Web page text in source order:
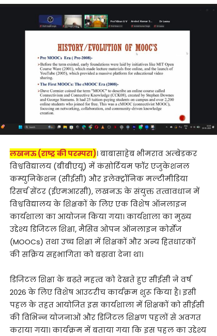
लखनऊ (राष्ट्र की परम्परा)। बाबासाहेब भीमराव अम्बेडकर
विश्वविद्यालय (बीबीएयू) में कंसोर्टियम फॉर एजुकेशनल
कम्युनिकेशन (सीईसी) और इलेक्ट्रॉनिक मल्टीमीडिया
रिसर्च सेंटर (ईएमआरसी), लखनऊ के संयुक्त तत्वावधान में
विश्वविद्यालय के शिक्षकों के लिए एक विशेष ऑनलाइन
कार्यशाला का आयोजन किया गया। कार्यशाला का मुख्य
उद्देश्य डिजिटल शिक्षा, मैसिव ओपन ऑनलाइन कोर्सेज
(MOOCs) तथा उच्च शिक्षा में शिक्षकों और अन्य हितधारकों
की सक्रिय सहभागिता को बढ़ावा देना था।
डिजिटल शिक्षा के बढ़ते महत्व को देखते हुए सीईसी ने वर्ष
2026 के लिए विशेष आउटरीच कार्यक्रम शुरू किया है। इसी
पहल के तहत आयोजित इस कार्यशाला में शिक्षकों को सीईसी
की विभिन्न योजनाओं और डिजिटल शिक्षण पहलों से अवगत
कराया गया। कार्यक्रम में बताया गया कि इस पहल का उद्देश्य